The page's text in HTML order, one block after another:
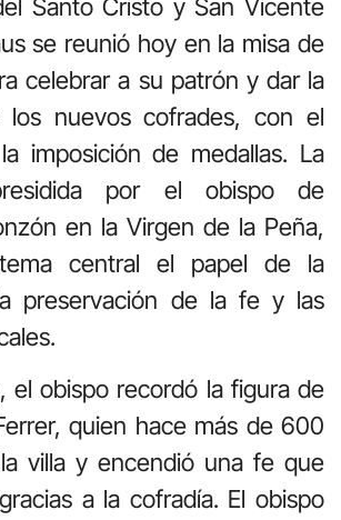
Santo Cristo y San Vicente
se reunió hoy en la misa de
celebrar a su patrón y dar la
los nuevos cofrades, con el
imposición de medallas. La
por el obispo de
en la Virgen de la Peña,
central el papel de la
preservación de la fe y las
.
el obispo recordó la figura de
quien hace más de 600
villa y encendió una fe que
a la cofradía. El obispo